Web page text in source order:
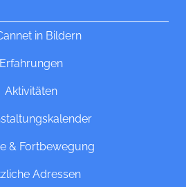
in Bildern
Erfahrungen
Aktivitäten
& Fortbewegung
Adressen